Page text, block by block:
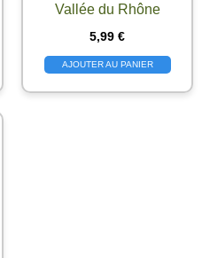
Vallée du Rhône
5,99 €
AJOUTER AU PANIER